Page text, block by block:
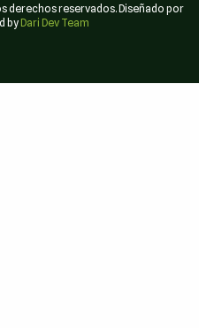
derechos reservados. Diseñado por
by Dari Dev Team